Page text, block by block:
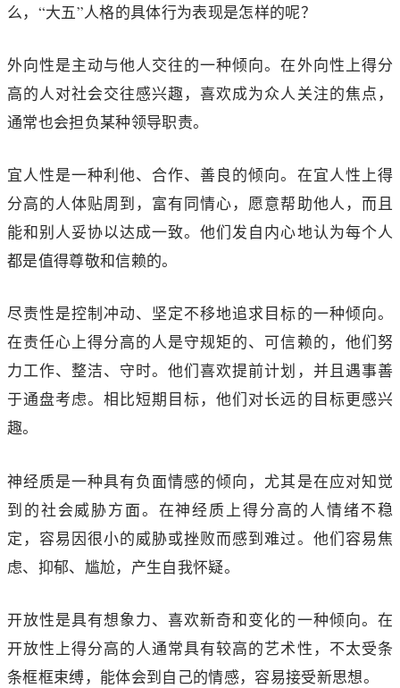
么，“大五”人格的具体行为表现是怎样的呢？
外向性是主动与他人交往的一种倾向。在外向性上得分
高的人对社会交往感兴趣，喜欢成为众人关注的焦点，
通常也会担负某种领导职责。
宜人性是一种利他、合作、善良的倾向。在宜人性上得
分高的人体贴周到，富有同情心，愿意帮助他人，而且
能和别人妥协以达成一致。他们发自内心地认为每个人
都是值得尊敬和信赖的。
尽责性是控制冲动、坚定不移地追求目标的一种倾向。
在责任心上得分高的人是守规矩的、可信赖的，他们努
力工作、整洁、守时。他们喜欢提前计划，并且遇事善
于通盘考虑。相比短期目标，他们对长远的目标更感兴
趣。
神经质是一种具有负面情感的倾向，尤其是在应对知觉
到的社会威胁方面。在神经质上得分高的人情绪不稳
定，容易因很小的威胁或挫败而感到难过。他们容易焦
虑、抑郁、尴尬，产生自我怀疑。
开放性是具有想象力、喜欢新奇和变化的一种倾向。在
开放性上得分高的人通常具有较高的艺术性，不太受条
条框框束缚，能体会到自己的情感，容易接受新思想。